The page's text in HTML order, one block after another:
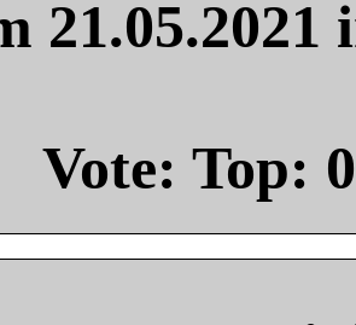
Vote: Top: 0